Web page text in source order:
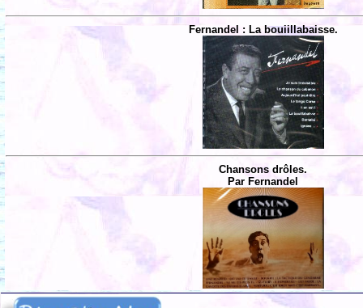
Fernandel : La bouiillabaisse.
Chansons drôles.
Par Fernandel